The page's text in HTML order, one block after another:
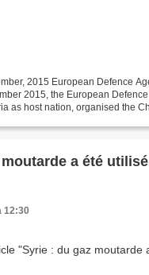
2015 European Defence
2015, the European
as host nation, organised the
a été
12:30